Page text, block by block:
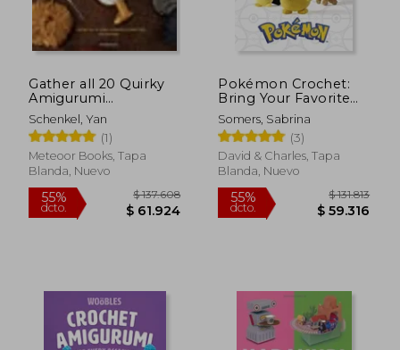
Gather all 20 Quirky
Amigurumi
Characters (Animal
Friends of Pica Pau, 3)
(en Inglés)
Schenkel, Yan
(1)
Meteoor Books, Tapa
Blanda, Nuevo
Pokémon Crochet:
Bring Your Favorite
Pokémon to Life
With 20 Cute Crochet
Patterns (en Inglés)
Somers, Sabrina
(3)
David & Charles, Tapa
Blanda, Nuevo